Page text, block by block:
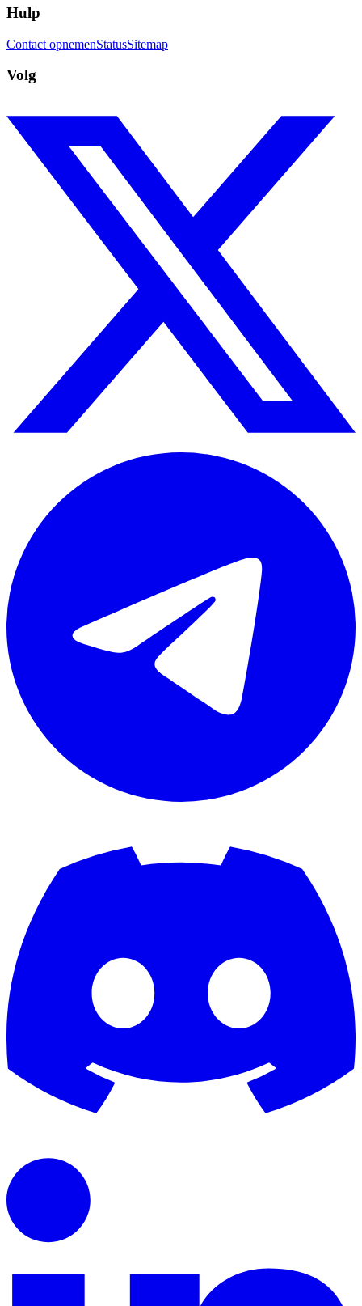
Hulp
Contact opnemenStatusSitemap
Volg